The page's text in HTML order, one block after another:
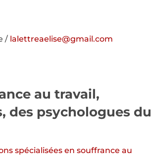
/ lalettreaelise@gmail.com
au travail,
des psychologues du
spécialisées en souffrance au